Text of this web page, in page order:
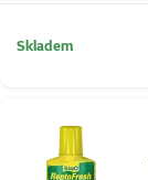
Skladem